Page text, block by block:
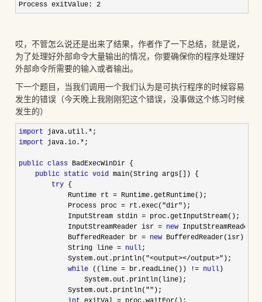
Process exitValue: 2
哎，不管怎么说还是出来了结果，作者作了一下总结，就是说，
为了处理好外部命令大量输出的情况，你要确保你的程序处理好
外部命令所需要的输入或者输出。
下一个题目，当我们调用一个我们认为是可执行程序的时候容易
发生的错误（今天晚上我刚刚犯这个错误，没事做这个练习时候
发生的）
import java.util.*
import java.io.* ;
public class BadExecWinDir {
public static void main(String args[]) {
try {
            Runtime rt
= Runtime.getRuntime();
            Process proc
= rt.exec("dir" );
            InputStream stdin
= proc.getInputStream();
            InputStreamReader isr
= new
            BufferedReader br
= new BufferedReader(isr);
            String line
= null;
            System.out.println(
"<output></output>" );
while ((line = br.readLine()) != null )
                System.out.println(line);
            System.out.println(
"" );